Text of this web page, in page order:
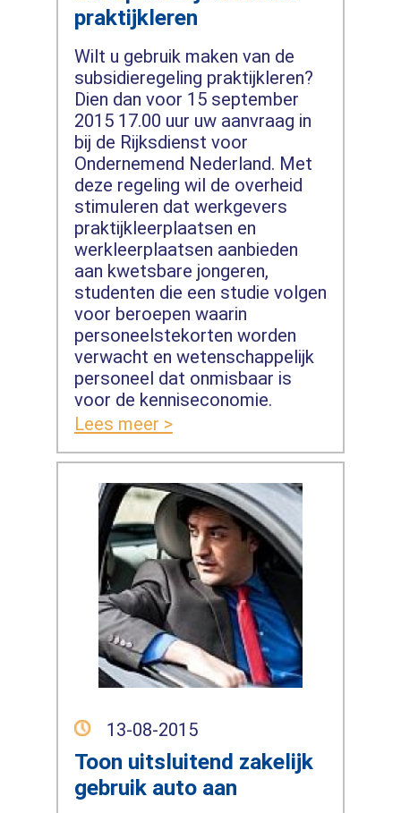
praktijkleren
Wilt u gebruik maken van de
subsidieregeling praktijkleren?
Dien dan voor 15 september
2015 17.00 uur uw aanvraag in
bij de Rijksdienst voor
Ondernemend Nederland. Met
deze regeling wil de overheid
stimuleren dat werkgevers
praktijkleerplaatsen en
werkleerplaatsen aanbieden
aan kwetsbare jongeren,
studenten die een studie volgen
voor beroepen waarin
personeelstekorten worden
verwacht en wetenschappelijk
personeel dat onmisbaar is
voor de kenniseconomie.
Lees meer >
13-08-2015
Toon uitsluitend zakelijk
gebruik auto aan